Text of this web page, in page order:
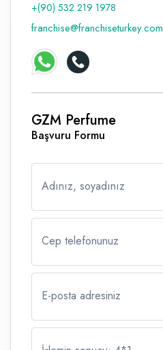
+(90) 532 219 1978
franchise@franchiseturkey.com
GZM Perfume
Başvuru Formu
Adınız, soyadınız
Cep telefonunuz
E-posta adresiniz